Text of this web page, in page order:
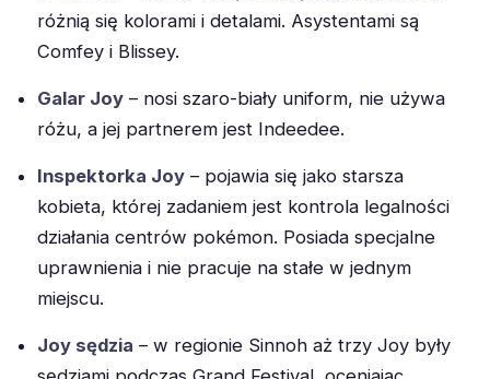
różnią się kolorami i detalami. Asystentami są
Comfey i Blissey.
Galar Joy – nosi szaro-biały uniform, nie używa
różu, a jej partnerem jest Indeedee.
Inspektorka Joy – pojawia się jako starsza
kobieta, której zadaniem jest kontrola legalności
działania centrów pokémon. Posiada specjalne
uprawnienia i nie pracuje na stałe w jednym
miejscu.
Joy sędzia – w regionie Sinnoh aż trzy Joy były